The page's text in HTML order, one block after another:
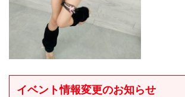
イベント情報変更のお知らせ